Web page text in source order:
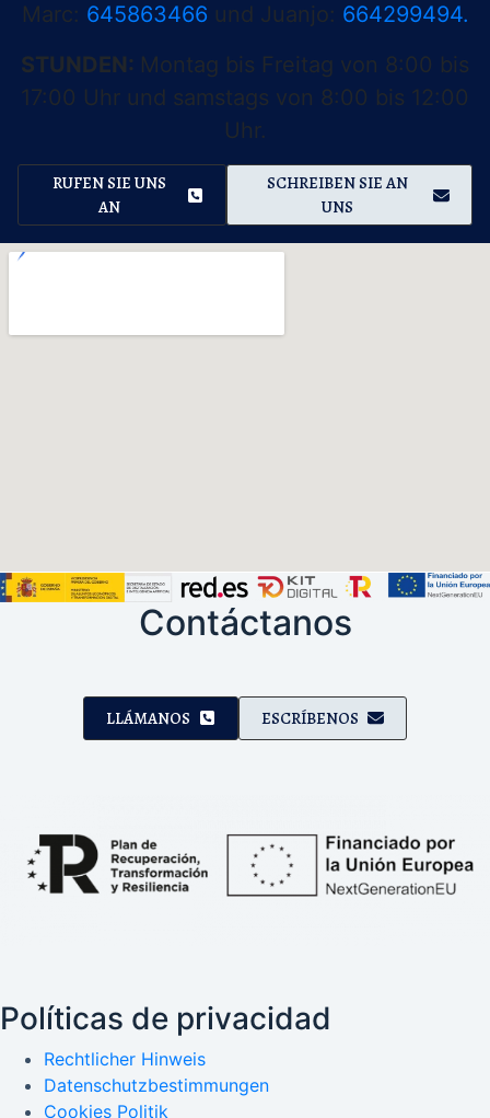
Marc: 645863466 und Juanjo: 664299494.
STUNDEN: Montag bis Freitag von 8:00 bis
17:00 Uhr und samstags von 8:00 bis 12:00
Uhr.
RUFEN SIE UNS
AN
SCHREIBEN SIE AN
UNS
Contáctanos
LLÁMANOS ESCRÍBENOS
Políticas de privacidad
Rechtlicher Hinweis
Datenschutzbestimmungen
Cookies Politik